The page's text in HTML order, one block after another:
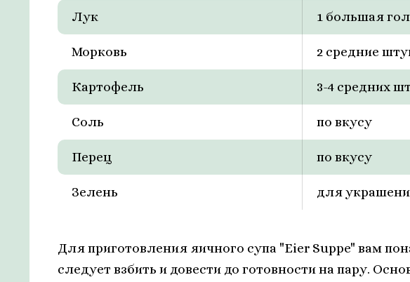
Лук 1 большая
Морковь 2 средние
Картофель 3-4 средних
Соль по вкусу
Перец по вкусу
Зелень для
Для приготовления яичного супа "Eier Suppe" вам
следует взбить и довести до готовности на пару.